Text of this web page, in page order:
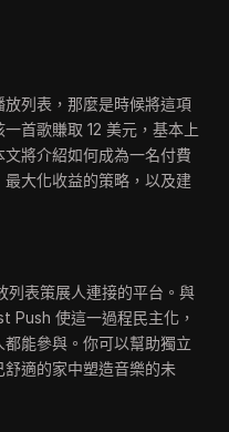
列表，那麼是時候將這項
首歌賺取 12 美元，基本上
將介紹如何成為一名付費
大化收益的策略，以及建
列表策展人連接的平台。與
Push 使這一過程民主化，
能參與。你可以幫助獨立
適的家中塑造音樂的未